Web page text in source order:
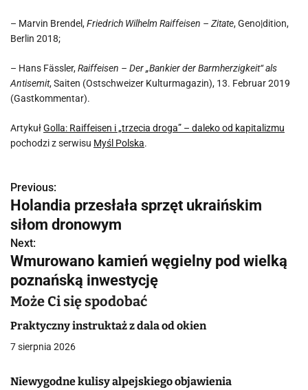
– Marvin Brendel,Friedrich Wilhelm Raiffeisen – Zitate, Geno|dition,
Berlin 2018;
– Hans Fässler,Raiffeisen – Der „Bankier der Barmherzigkeit“ als
Antisemit, Saiten (Ostschweizer Kulturmagazin), 13. Februar 2019
(Gastkommentar).
ArtykułGolla: Raiffeisen i „trzecia droga” – daleko od kapitalizmu
pochodzi z serwisu Myśl Polska.
N
a
w
i
g
a
c
j
Previous:
Holandia przesłała sprzęt ukraińskim
siłom dronowym
Next:
Wmurowano kamień węgielny pod wielką
poznańską inwestycję
Może Ci się spodobać
Praktyczny instruktaż z dala od okien
7 sierpnia 2026
Niewygodne kulisy alpejskiego objawienia